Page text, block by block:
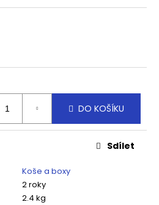
DO KOŠÍKU
Koše a boxy
2 roky
2.4 kg
Sdílet